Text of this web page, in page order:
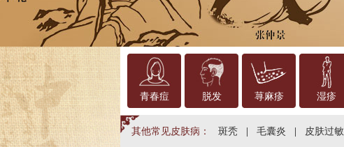
青春痘 脱发 荨麻疹 湿疹
其他常见皮肤病： 斑秃 毛囊炎 皮肤过敏